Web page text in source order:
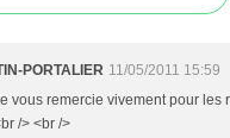
PORTALIER 11/05/2011 15:59
vous remercie vivement pour
/> <br />